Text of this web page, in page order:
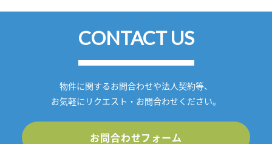
CONTACT US
物件に関するお問合わせや法人契約等、
お気軽にリクエスト・お問合わせください。
お問合わせフォーム